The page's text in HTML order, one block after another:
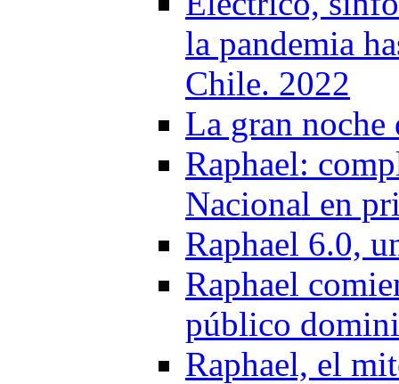
la pandemia
Chile. 2022
La gran noche
Raphael:
Nacional en
Raphael 6.0,
Raphael
público
Raphael, el